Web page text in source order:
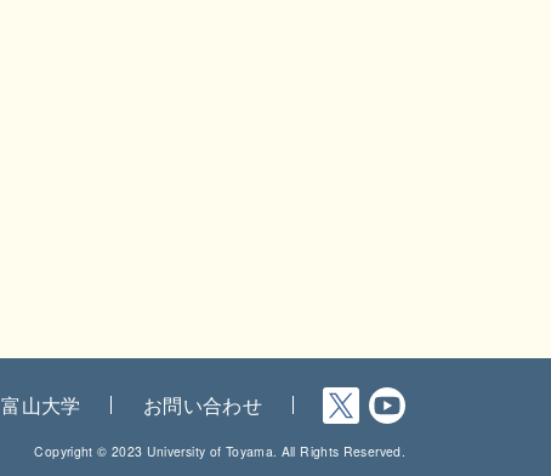
富山大学 お問い合わせ
Copyright © 2023 University of Toyama. All Rights Reserved.